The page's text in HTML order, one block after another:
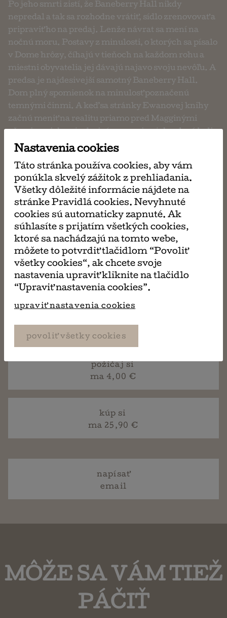
Po jeho smrti zistí, že Baneberry Hall nikdy
nepredal a tak sa rozhodne vrátiť, sídlo zrenovovať a
pripraviť ho na predaj. Lenže návrat sa mení na
nočnú moru. Postavy z minulosti, o ktorých sa písalo
v Dome hrôzy, číhajú v tieňoch na každom rohu a
miestni obyvatelia jej dávajú najavo svoju nevôľu. A
predsa je najdesivejší samotný Baneberry Hall.
Dom plný spomienok na minulosť poznačenú
temnými činmi. A keď sa stránky Ewanovej knihy
začnú meniť na realitu priamo pred Magginými
oveľa pravdivejšie, než si doteraz myslela.
Keď prichádza tma je strhujúci gotický triler
nasiaknutý hororovou atmosférou, v ktorom sa
Maggie pokúša odhaliť dávno pochované tajomstvá
svojej rodiny a navždy tak uzavrieť jednu kapitolu
svojho života. No ukáže sa, že pravda je omnoho
desivejšia než akékoľvek prízraky.
Kniha sa požičiava štandardne na 14 kalendárnych
dní. Ak si prajete túto knihu (alebo aj ďalšie) požičať
na dlhšiu dobu, v košíku pri platení si vyberte z
ponúkaných možností. Po uplynutí výpožičnej doby
požičaj si
ma 4,00 €
kúp si
ma 25,90 €
napísať
email
MÔŽE SA VÁM TIEŽ
PÁČIŤ
Nastavenia cookies
Táto stránka používa cookies, aby vám
ponúkla skvelý zážitok z prehliadania.
Všetky dôležité informácie nájdete na
stránke Pravidlá cookies. Nevyhnuté
cookies sú automaticky zapnuté. Ak
súhlasíte s prijatím všetkých cookies,
ktoré sa nachádzajú na tomto webe,
môžete to potvrdiť tlačidlom “Povoliť
všetky cookies“, ak chcete svoje
nastavenia upraviť kliknite na tlačidlo
“Upraviť nastavenia cookies”.
upraviť nastavenia cookies
povoliť všetky cookies